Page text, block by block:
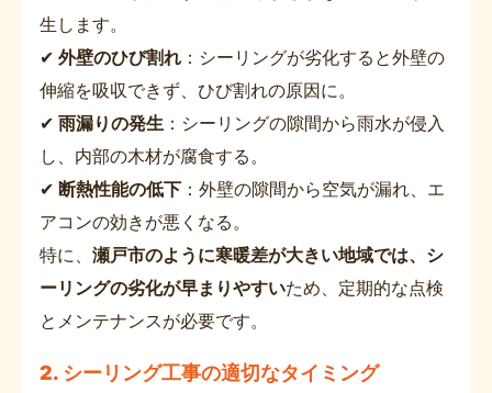
生します。
✔ 外壁のひび割れ ：シーリングが劣化すると外壁の
伸縮を吸収できず、ひび割れの原因に。
✔ 雨漏りの発生 ：シーリングの隙間から雨水が侵入
し、内部の木材が腐食する。
✔ 断熱性能の低下 ：外壁の隙間から空気が漏れ、エ
アコンの効きが悪くなる。
特に、 瀬戸市のように寒暖差が大きい地域では、シ
ーリングの劣化が早まりやすいため、定期的な点検
とメンテナンスが必要です。
2. シーリング工事の適切なタイミング